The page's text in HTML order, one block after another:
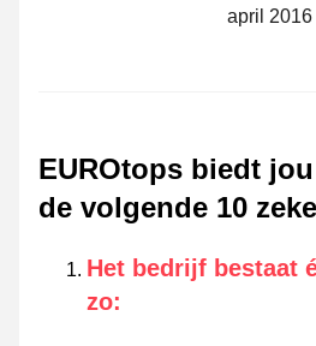
april 2016
EUROtops biedt
de volgende 10
Het bedrijf bestaat
zo: